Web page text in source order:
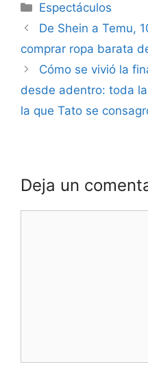
Espectáculos
De Shein a Temu,
comprar ropa barata
Cómo se vivió la
desde adentro: toda
la que Tato se
Deja un